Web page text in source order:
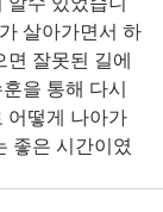
살아가면서 하
면 잘못된 길에
을 통해 다시
어떻게 나아가
좋은 시간이였